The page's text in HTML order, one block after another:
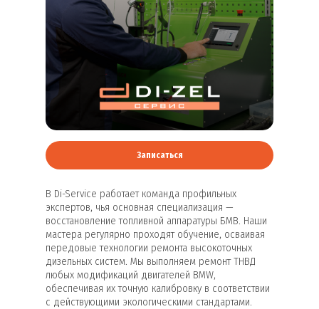
В Di-Service работает команда профильных
экспертов, чья основная специализация —
восстановление топливной аппаратуры БМВ. Наши
мастера регулярно проходят обучение, осваивая
передовые технологии ремонта высокоточных
дизельных систем. Мы выполняем ремонт ТНВД
любых модификаций двигателей BMW,
обеспечивая их точную калибровку в соответствии
с действующими экологическими стандартами.
Записаться